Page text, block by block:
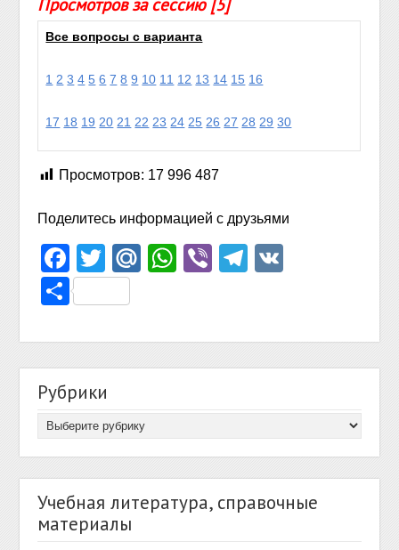
Просмотров за сессию [5]
Все вопросы с варианта
1 2 3 4 5 6 7 8 9 10 11 12 13 14 15 16
17 18 19 20 21 22 23 24 25 26 27 28 29 30
Просмотров: 17 996 487
Поделитесь информацией с друзьями
Facebook
TwitterMail.Ru
WhatsApp
ViberTelegram
Отправить
Рубрики
Учебная литература, справочные
материалы